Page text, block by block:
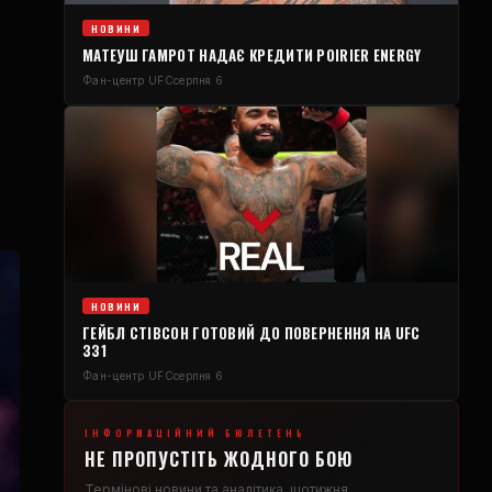
НОВИНИ
МАТЕУШ ГАМРОТ НАДАЄ КРЕДИТИ POIRIER ENERGY
Фан-центр UFCсерпня 6
НОВИНИ
ГЕЙБЛ СТІВСОН ГОТОВИЙ ДО ПОВЕРНЕННЯ НА UFC
331
Фан-центр UFCсерпня 6
ІНФОРМАЦІЙНИЙ БЮЛЕТЕНЬ
НЕ ПРОПУСТІТЬ ЖОДНОГО БОЮ